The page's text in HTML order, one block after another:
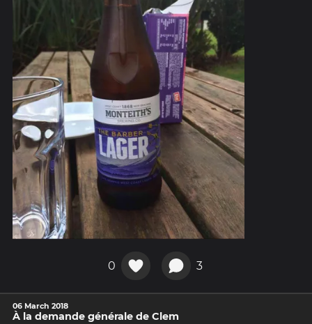
0 3
06 March 2018
À la demande générale de Clem